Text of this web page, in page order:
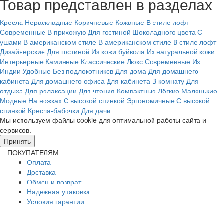
Товар представлен в разделах
Кресла Нераскладные Коричневые Кожаные В стиле лофт
Современные В прихожую Для гостиной Шоколадного цвета С
ушами В американском стиле В американском стиле В стиле лофт
Дизайнерские Для гостиной Из кожи буйвола Из натуральной кожи
Интерьерные Каминные Классические Люкс Современные Из
Индии Удобные Без подлокотников Для дома Для домашнего
кабинета Для домашнего офиса Для кабинета В комнату Для
отдыха Для релаксации Для чтения Компактные Лёгкие Маленькие
Модные На ножках С высокой спинкой Эргономичные С высокой
спинкой Кресла‑бабочки Для дачи
Мы используем файлы cookie для оптимальной работы сайта и
сервисов.
Принять
ПОКУПАТЕЛЯМ
Оплата
Доставка
Обмен и возврат
Надежная упаковка
Условия гарантии